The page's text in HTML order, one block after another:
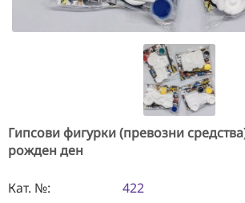
Гипсови фигурки (превозни
рожден ден
Кат. №:
422